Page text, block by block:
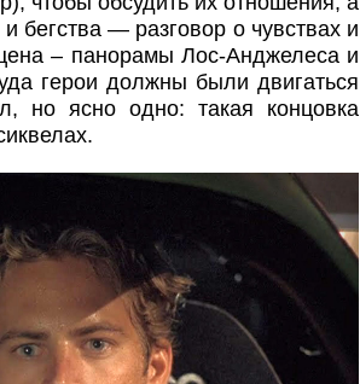
бегства — разговор о чувствах и
– панорамы Лос-Анджелеса и
герои должны были двигаться
но ясно одно: такая концовка